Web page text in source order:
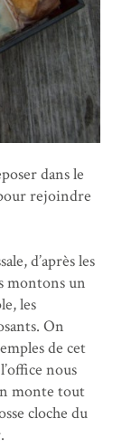
dans le
rejoindre
d’après les
montons un
les
On
de cet
nous
monte tout
cloche du